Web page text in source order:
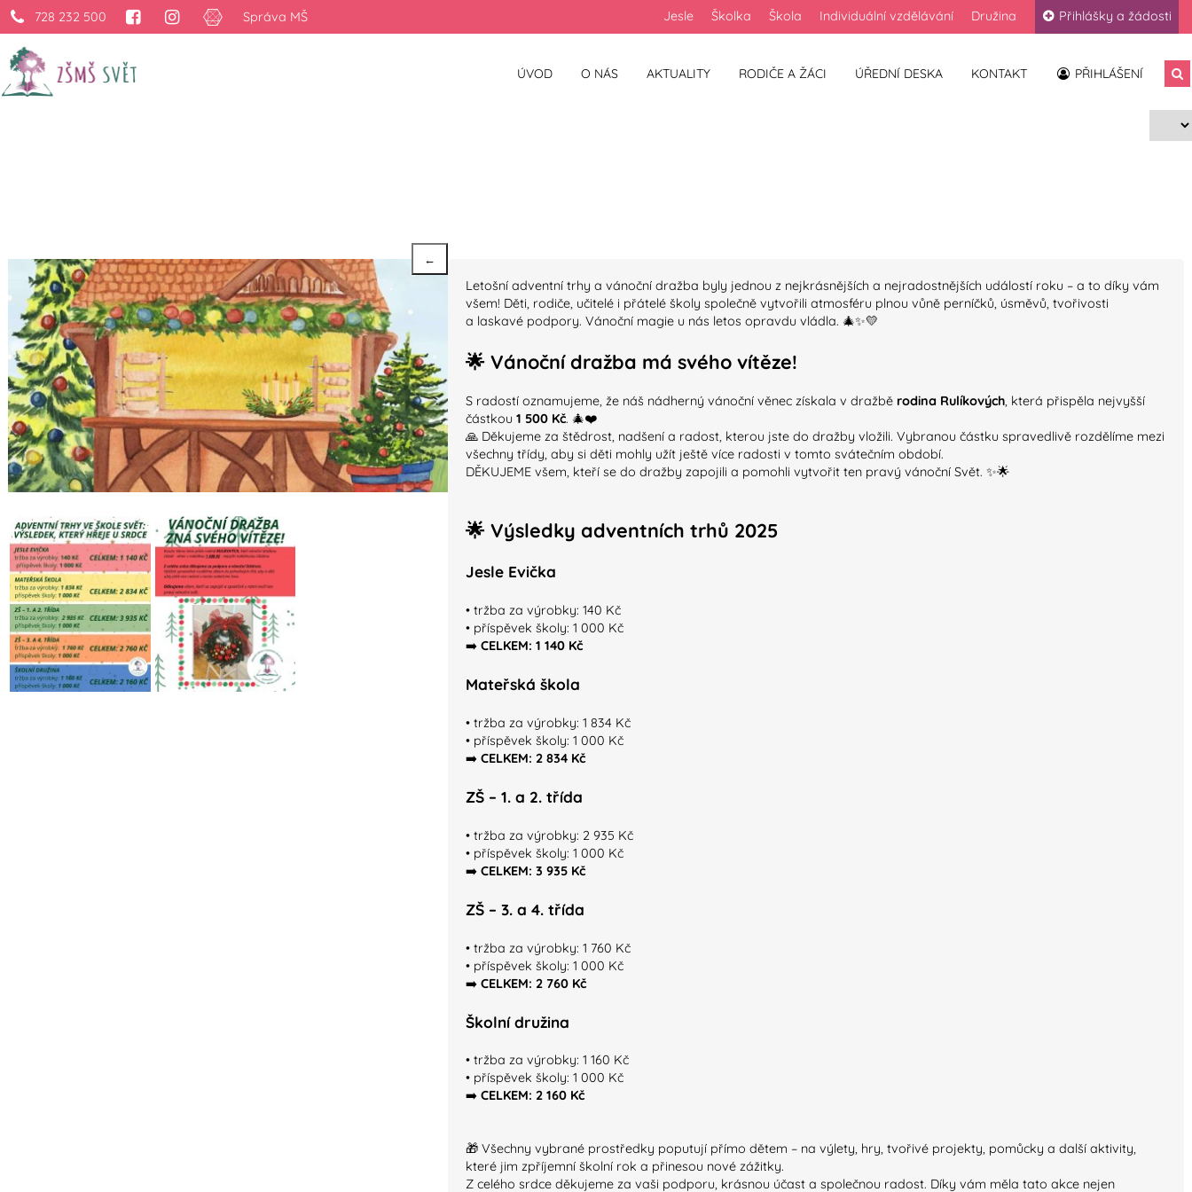
ÚVOD O NÁS AKTUALITY RODIČE A ŽÁCI ÚŘEDNÍ DESKA KONTAKT PŘIHLÁŠENÍ
728 232 500 Správa MŠ Jesle Školka Škola Individuální vzdělávání Družina Přihlášky a žádosti
←
Letošní adventní trhy a vánoční dražba byly jednou z nejkrásnějších a nejradostnějších událostí roku – a to díky vám
všem! Děti, rodiče, učitelé i přátelé školy společně vytvořili atmosféru plnou vůně perníčků, úsměvů, tvořivosti
a laskavé podpory. Vánoční magie u nás letos opravdu vládla. 🎄✨💛
🌟 Vánoční dražba má svého vítěze!
S radostí oznamujeme, že náš nádherný vánoční věnec získala v dražbě rodina Rulíkových, která přispěla nejvyšší
částkou 1 500 Kč. 🎄❤️
🙏 Děkujeme za štědrost, nadšení a radost, kterou jste do dražby vložili. Vybranou částku spravedlivě rozdělíme mezi
všechny třídy, aby si děti mohly užít ještě více radosti v tomto svátečním období.
DĚKUJEME všem, kteří se do dražby zapojili a pomohli vytvořit ten pravý vánoční Svět. ✨🌟
🌟 Výsledky adventních trhů 2025
Jesle Evička
• tržba za výrobky: 140 Kč
• příspěvek školy: 1 000 Kč
➡️ CELKEM: 1 140 Kč
Mateřská škola
• tržba za výrobky: 1 834 Kč
• příspěvek školy: 1 000 Kč
➡️ CELKEM: 2 834 Kč
ZŠ – 1. a 2. třída
• tržba za výrobky: 2 935 Kč
• příspěvek školy: 1 000 Kč
➡️ CELKEM: 3 935 Kč
ZŠ – 3. a 4. třída
• tržba za výrobky: 1 760 Kč
• příspěvek školy: 1 000 Kč
➡️ CELKEM: 2 760 Kč
Školní družina
• tržba za výrobky: 1 160 Kč
• příspěvek školy: 1 000 Kč
➡️ CELKEM: 2 160 Kč
🎁 Všechny vybrané prostředky poputují přímo dětem – na výlety, hry, tvořivé projekty, pomůcky a další aktivity,
které jim zpříjemní školní rok a přinesou nové zážitky.
Z celého srdce děkujeme za vaši podporu, krásnou účast a společnou radost. Díky vám měla tato akce nejen